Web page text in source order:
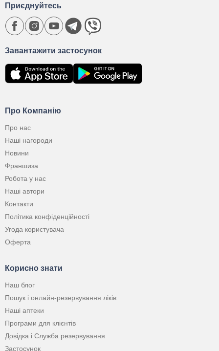
Про Компанію
Про нас
Наші нагороди
Новини
Франшиза
Робота у нас
Наші автори
Контакти
Політика конфіденційності
Угода користувача
Оферта
Корисно знати
Наш блог
Пошук і онлайн-резервування ліків
Наші аптеки
Програми для клієнтів
Довідка і Служба резервування
Застосунок
Завантажити застосунок
Приєднуйтесь